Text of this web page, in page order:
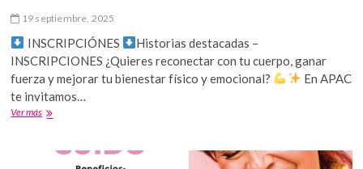
19 septiembre, 2025
INSCRIPCIÓNES
Historias destacadas –
INSCRIPCIONES ¿Quieres reconectar con tu cuerpo, ganar
fuerza y mejorar tu bienestar físico y emocional?
En APAC
te invitamos…
Ver más
Taller